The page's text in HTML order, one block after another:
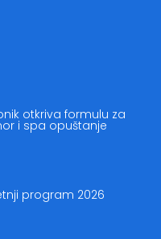
otkriva formulu za
i spa opuštanje
program 2026